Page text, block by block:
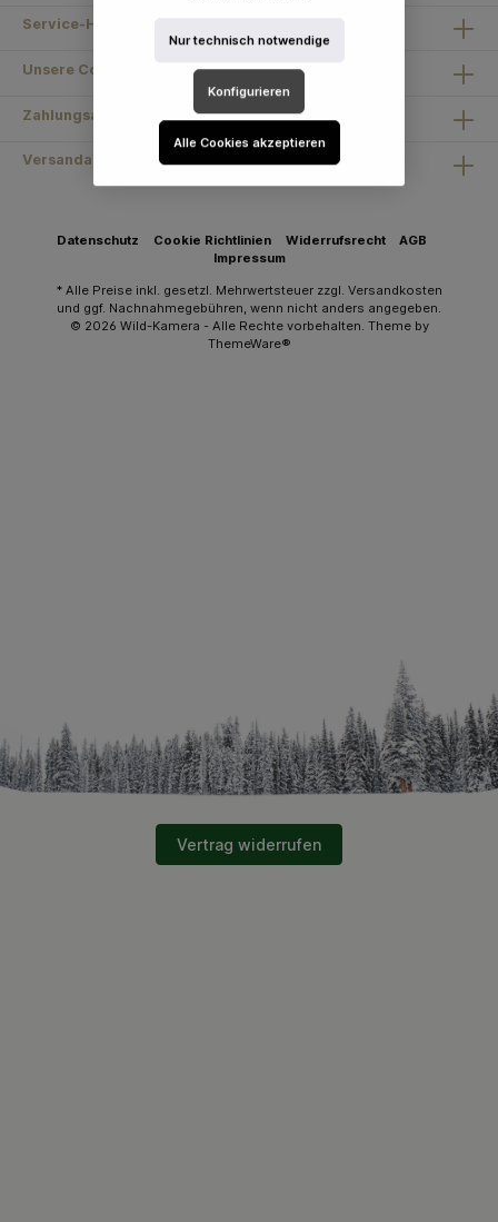
Service-Hotline
Unsere Communities
Zahlungsarten
Versandarten
Datenschutz Cookie Richtlinien Widerrufsrecht
AGB
Impressum
* Alle Preise inkl. gesetzl. Mehrwertsteuer zzgl. Versandkosten
und ggf. Nachnahmegebühren, wenn nicht anders angegeben.
© 2026 Wild-Kamera - Alle Rechte vorbehalten. Theme by
ThemeWare®
Vertrag widerrufen
Nur technisch notwendige
Konfigurieren
Alle Cookies akzeptieren